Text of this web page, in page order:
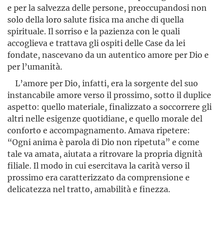
e per la salvezza delle persone, preoccupandosi non
solo della loro salute fisica ma anche di quella
spirituale. Il sorriso e la pazienza con le quali
accoglieva e trattava gli ospiti delle Case da lei
fondate, nascevano da un autentico amore per Dio e
per l’umanità.
L’amore per Dio, infatti, era la sorgente del suo
instancabile amore verso il prossimo, sotto il duplice
aspetto: quello materiale, finalizzato a soccorrere gli
altri nelle esigenze quotidiane, e quello morale del
conforto e accompagnamento. Amava ripetere:
“Ogni anima è parola di Dio non ripetuta” e come
tale va amata, aiutata a ritrovare la propria dignità
filiale. Il modo in cui esercitava la carità verso il
prossimo era caratterizzato da comprensione e
delicatezza nel tratto, amabilità e finezza.